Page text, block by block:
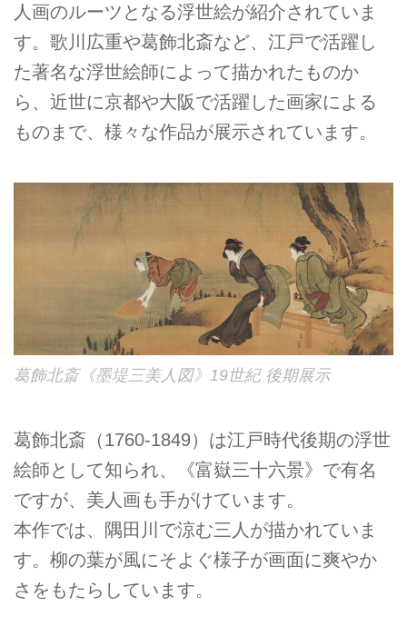
人画のルーツとなる浮世絵が紹介されていま
す。歌川広重や葛飾北斎など、江戸で活躍し
た著名な浮世絵師によって描かれたものか
ら、近世に京都や大阪で活躍した画家による
ものまで、様々な作品が展示されています。
葛飾北斎《墨堤三美人図》19世紀 後期展示
葛飾北斎（1760-1849）は江戸時代後期の浮世
絵師として知られ、《富嶽三十六景》で有名
ですが、美人画も手がけています。
本作では、隅田川で涼む三人が描かれていま
す。柳の葉が風にそよぐ様子が画面に爽やか
さをもたらしています。